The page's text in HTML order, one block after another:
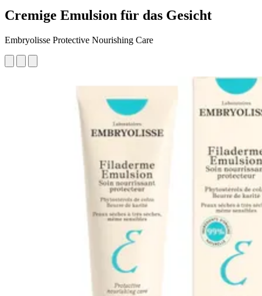
Cremige Emulsion für das Gesicht
Embryolisse Protective Nourishing Care